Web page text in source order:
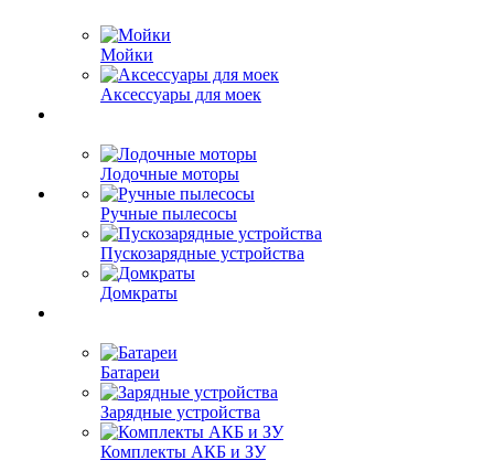
Мойки
Аксессуары для моек
Лодочные моторы
Ручные пылесосы
Пускозарядные устройства
Домкраты
Батареи
Зарядные устройства
Комплекты АКБ и ЗУ